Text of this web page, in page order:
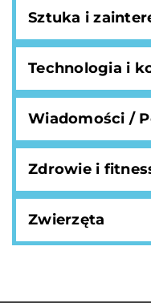
Sztuka i
Technologia i
Wiadomości /
Zdrowie i
Zwierzęta